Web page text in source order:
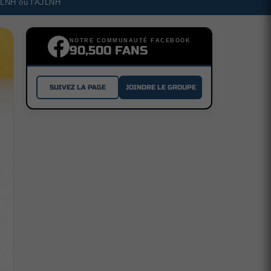
ou l'AJLNH
NOTRE COMMUNAUTÉ FACEBOOK
90,500 FANS
SUIVEZ LA PAGE JOINDRE LE GROUPE